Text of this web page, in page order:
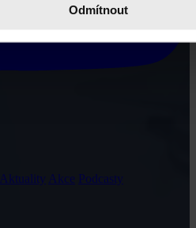
Odmítnout
Aktuality Akce Podcasty